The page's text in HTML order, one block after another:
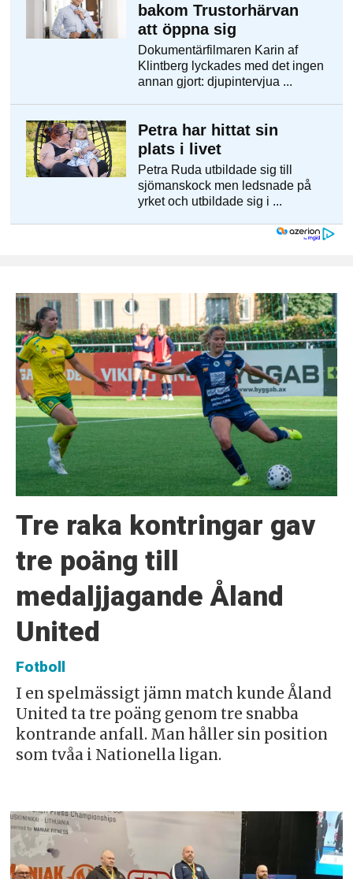
Tre raka kontringar gav
tre poäng till
medaljjagande Åland
United
Fotboll
I en spelmässigt jämn match kunde Åland
United ta tre poäng genom tre snabba
kontrande anfall. Man håller sin position
som tvåa i Nationella ligan.